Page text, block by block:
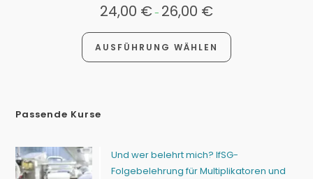
24,00 €- 26,00 €
AUSFÜHRUNG WÄHLEN
Passende Kurse
Und wer belehrt mich? IfSG-
Folgebelehrung für Multiplikatoren und